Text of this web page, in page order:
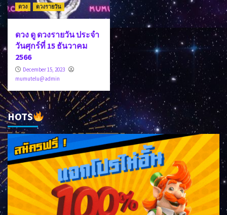
ดวง ดวงรายวัน
ดวง ดู ดวงรายวัน ประจำ
วันศุกร์ที่ 15 ธันวาคม
2566
December 15, 2023
mumutelu@admin
HOTS